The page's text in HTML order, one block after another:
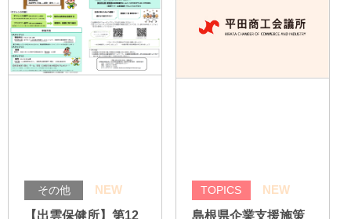
その他
NEW
【出雲保健所】第12
TOPICS
NEW
島根県企業支援施策